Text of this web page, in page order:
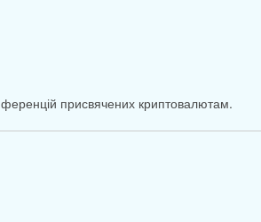
присвячених криптовалютам.